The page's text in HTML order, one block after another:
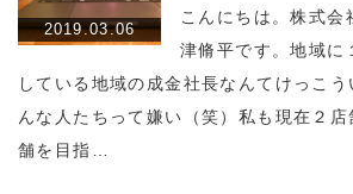
2019.03.06
こんにちは。株式
津脩平です。地域に
している地域の成金社長なんてけっこ
んな人たちって嫌い（笑）私も現在２
舗を目指…